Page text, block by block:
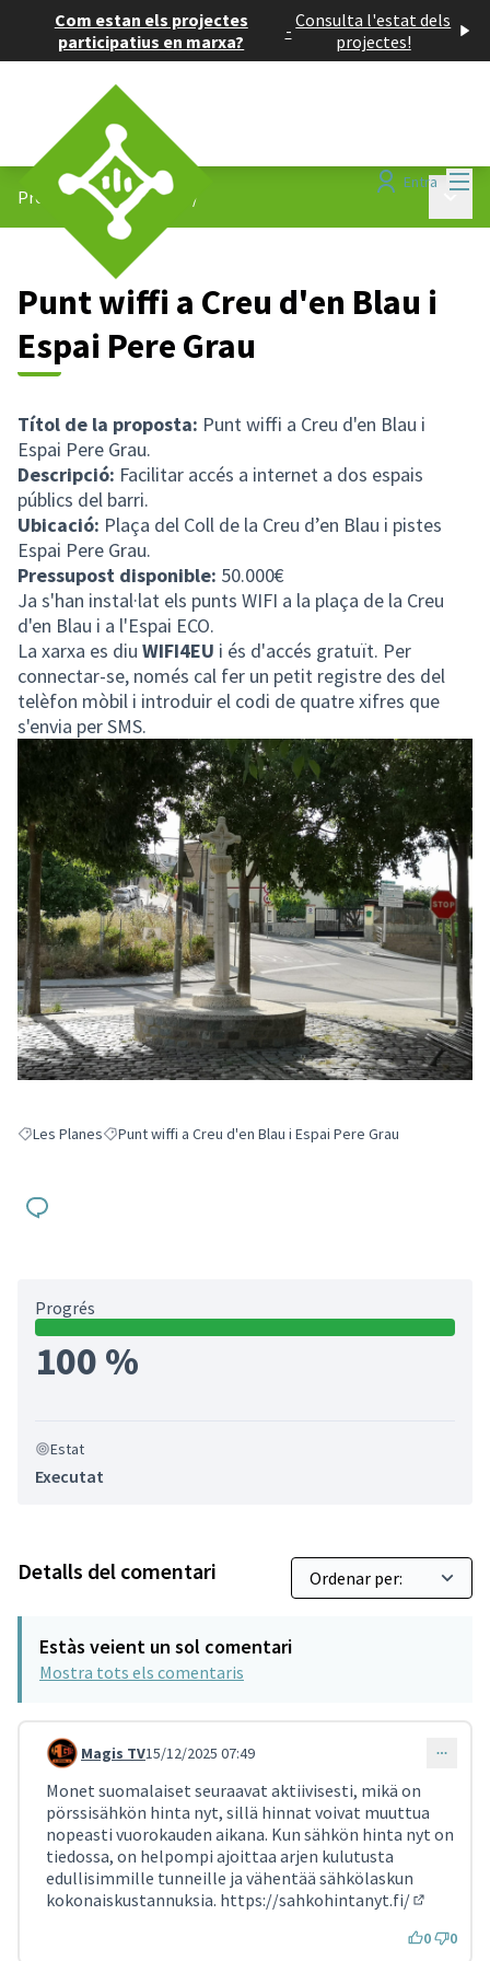
Com estan els projectes
participatius en marxa?
- Consulta l'estat dels
projectes!
Entra
Projectes participatius /
Punt wiffi a Creu d'en Blau i
Espai Pere Grau
Títol de la proposta: Punt wiffi a Creu d'en Blau i
Espai Pere Grau.
Descripció: Facilitar accés a internet a dos espais
públics del barri.
Ubicació: Plaça del Coll de la Creu d’en Blau i pistes
Espai Pere Grau.
Pressupost disponible: 50.000€
Ja s'han instal·lat els punts WIFI a la plaça de la Creu
d'en Blau i a l'Espai ECO.
La xarxa es diu WIFI4EU i és d'accés gratuït. Per
connectar-se, només cal fer un petit registre des del
telèfon mòbil i introduir el codi de quatre xifres que
s'envia per SMS.
Resultats en filtrar per: Les Planes
Les PlanesResultats en filtrar per: Punt wiffi a Creu d'en Blau i Espai
Punt wiffi a Creu d'en Blau i Espai Pere Grau
Progrés
100 %
Estat
Executat
Detalls del comentari
Estàs veient un sol comentari
Mostra tots els comentaris
Comentari 4621
Magis TV15/12/2025 07:49
Monet suomalaiset seuraavat aktiivisesti, mikä on
pörssisähkön hinta nyt, sillä hinnat voivat muuttua
nopeasti vuorokauden aikana. Kun sähkön hinta nyt on
tiedossa, on helpompi ajoittaa arjen kulutusta
edullisimmille tunneille ja vähentää sähkölaskun
kokonaiskustannuksia. https://sahkohintanyt.fi/
0 0